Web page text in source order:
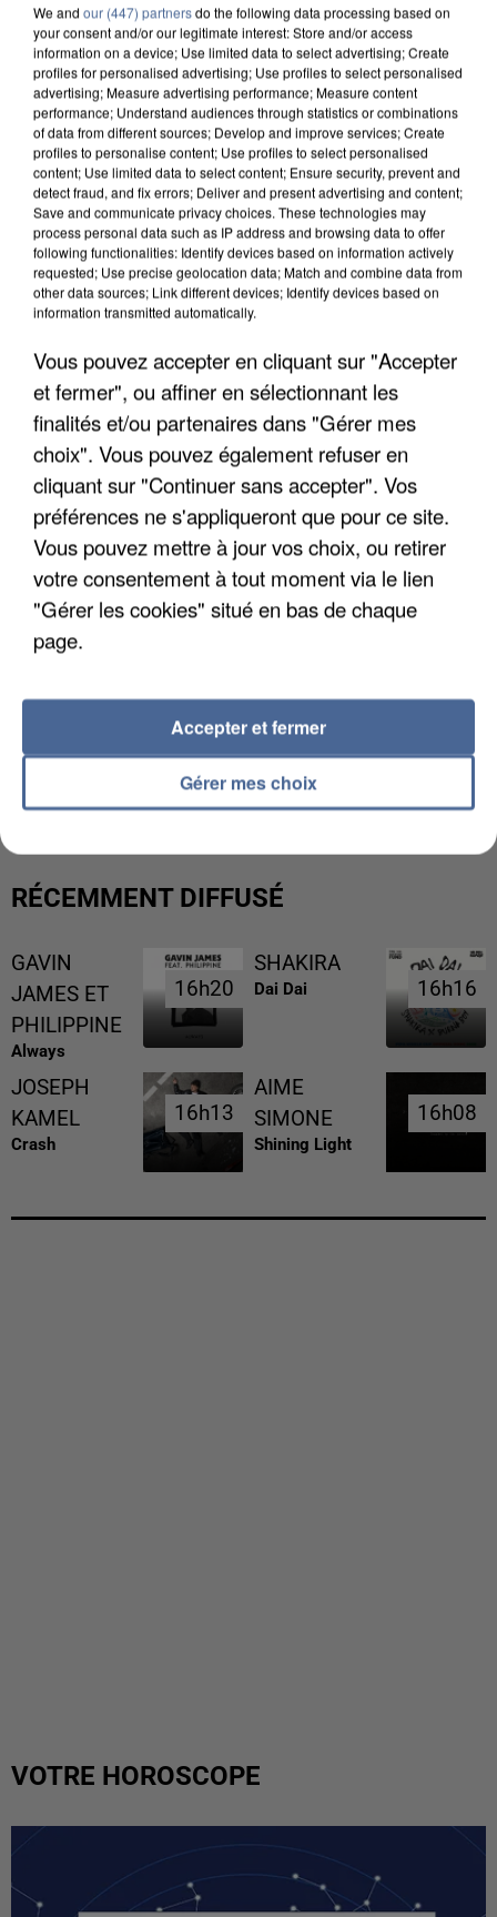
UNE TOURISTE DE L’OISE EMPORTÉE PAR UNE
COULÉE DE BOUE EN HAUTE-SAVOIE
LES DONNÉES DE 300 000 CLIENTS DÉROBÉES À
INTERMARCHÉ APRÈS UNE...
RÉCEMMENT DIFFUSÉ
GAVIN
JAMES ET
PHILIPPINE
Always
16h20
16h20
SHAKIRA
Dai Dai 16h16
16h16
JOSEPH
KAMEL
Crash
16h13
16h13
AIME
SIMONE
Shining Light
16h08
16h08
VOTRE HOROSCOPE
We and our (447) partnersdo the following data processing based on
your consent and/or our legitimate interest: Store and/or access
information on a device; Use limited data to select advertising; Create
profiles for personalised advertising; Use profiles to select personalised
advertising; Measure advertising performance; Measure content
performance; Understand audiences through statistics or combinations
of data from different sources; Develop and improve services; Create
profiles to personalise content; Use profiles to select personalised
content; Use limited data to select content; Ensure security, prevent and
detect fraud, and fix errors; Deliver and present advertising and content;
Save and communicate privacy choices. These technologies may
process personal data such as IP address and browsing data to offer
following functionalities: Identify devices based on information actively
requested; Use precise geolocation data; Match and combine data from
other data sources; Link different devices; Identify devices based on
information transmitted automatically.
Vous pouvez accepter en cliquant sur "Accepter
et fermer", ou affiner en sélectionnant les
finalités et/ou partenaires dans "Gérer mes
choix". Vous pouvez également refuser en
cliquant sur "Continuer sans accepter". Vos
préférences ne s'appliqueront que pour ce site.
Vous pouvez mettre à jour vos choix, ou retirer
votre consentement à tout moment via le lien
"Gérer les cookies" situé en bas de chaque
page.
Gérer mes choix
Accepter et fermer